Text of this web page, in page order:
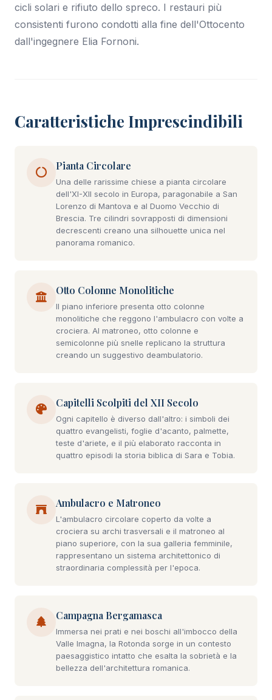
cicli solari e rifiuto dello spreco. I restauri più
consistenti furono condotti alla fine dell'Ottocento
dall'ingegnere Elia Fornoni.
Caratteristiche Imprescindibili
Pianta Circolare
Una delle rarissime chiese a pianta circolare
dell'XI-XII secolo in Europa, paragonabile a San
Lorenzo di Mantova e al Duomo Vecchio di
Brescia. Tre cilindri sovrapposti di dimensioni
decrescenti creano una silhouette unica nel
panorama romanico.
Otto Colonne Monolitiche
Il piano inferiore presenta otto colonne
monolitiche che reggono l'ambulacro con volte a
crociera. Al matroneo, otto colonne e
semicolonne più snelle replicano la struttura
creando un suggestivo deambulatorio.
Capitelli Scolpiti del XII Secolo
Ogni capitello è diverso dall'altro: i simboli dei
quattro evangelisti, foglie d'acanto, palmette,
teste d'ariete, e il più elaborato racconta in
quattro episodi la storia biblica di Sara e Tobia.
Ambulacro e Matroneo
L'ambulacro circolare coperto da volte a
crociera su archi trasversali e il matroneo al
piano superiore, con la sua galleria femminile,
rappresentano un sistema architettonico di
straordinaria complessità per l'epoca.
Campagna Bergamasca
Immersa nei prati e nei boschi all'imbocco della
Valle Imagna, la Rotonda sorge in un contesto
paesaggistico intatto che esalta la sobrietà e la
bellezza dell'architettura romanica.